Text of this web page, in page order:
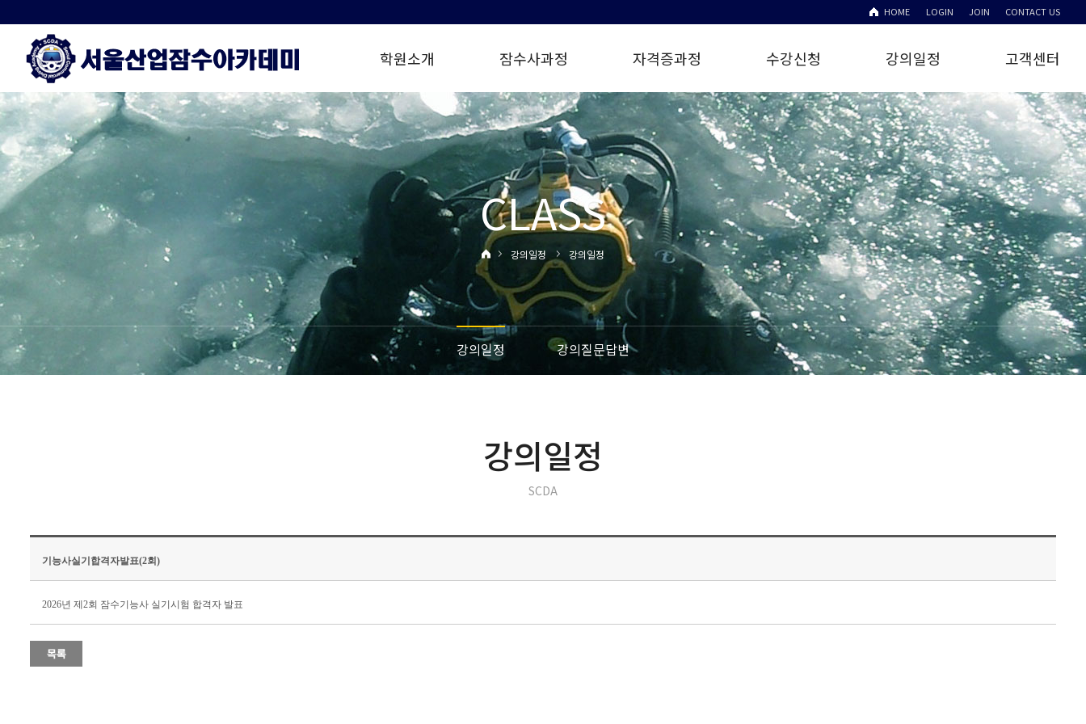
HOME LOGIN JOIN CONTACT US
학원소개 잠수사과정 자격증과정 수강신청 강의일정 고객센터
CLASS
강의일정 강의일정
강의일정 강의질문답변
강의일정
SCDA
기능사실기합격자발표(2회)
2026년 제2회 잠수기능사 실기시험 합격자 발표